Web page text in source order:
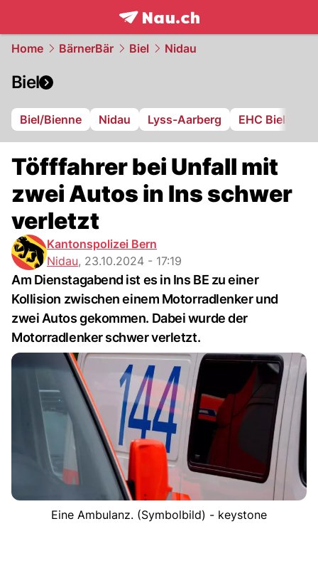
frontpage.NAU.ch
Home BärnerBär Biel Nidau
Biel
Biel/Bienne Nidau Lyss-Aarberg EHC Biel
Töfffahrer bei Unfall mit
zwei Autos in Ins schwer
verletzt
Kantonspolizei Bern
Nidau, 23.10.2024 - 17:19
Am Dienstagabend ist es in Ins BE zu einer
Kollision zwischen einem Motorradlenker und
zwei Autos gekommen. Dabei wurde der
Motorradlenker schwer verletzt.
Eine Ambulanz. (Symbolbild) - keystone